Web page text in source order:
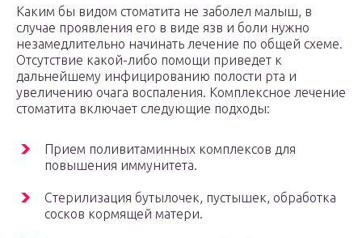
Каким бы видом стоматита не заболел малыш, в
случае проявления его в виде язв и боли нужно
незамедлительно начинать лечение по общей схеме.
Отсутствие какой-либо помощи приведет к
дальнейшему инфицированию полости рта и
увеличению очага воспаления. Комплексное лечение
стоматита включает следующие подходы:
Прием поливитаминных комплексов для
повышения иммунитета.
Стерилизация бутылочек, пустышек, обработка
сосков кормящей матери.